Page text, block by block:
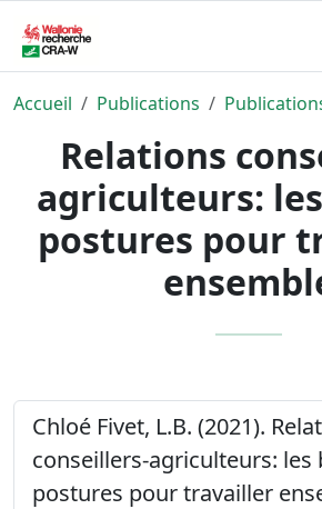
Accueil Publications
Relations
agriculteurs:
postures pour
Chloé Fivet, L.B. (2021).
conseillers-agriculteurs: les
postures pour travailler